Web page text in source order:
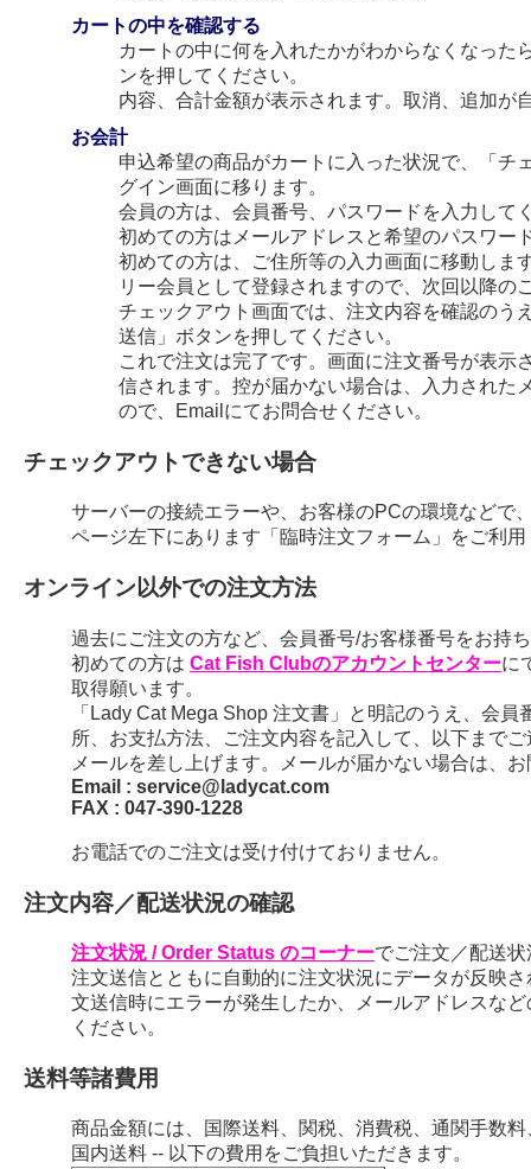
カートの中を確認する
カートの中に何を入れたかがわからなくなった
ンを押してください。
内容、合計金額が表示されます。取消、追加が
お会計
申込希望の商品がカートに入った状況で、「チ
グイン画面に移ります。
会員の方は、会員番号、パスワードを入力して
初めての方はメールアドレスと希望のパスワー
初めての方は、ご住所等の入力画面に移動しま
リー会員として登録されますので、次回以降の
チェックアウト画面では、注文内容を確認のう
送信」ボタンを押してください。
これで注文は完了です。画面に注文番号が表
信されます。控が届かない場合は、入力された
ので、Emailにてお問合せください。
チェックアウトできない場合
サーバーの接続エラーや、お客様のPCの環境などで
ページ左下にあります「臨時注文フォーム」をご利
オンライン以外での注文方法
過去にご注文の方など、会員番号/お客様番号をお持
初めての方は Cat Fish Clubのアカウントセンターに
取得願います。
「Lady Cat Mega Shop 注文書」と明記のうえ、会
所、お支払方法、ご注文内容を記入して、以下まで
メールを差し上げます。メールが届かない場合は、
Email : service@ladycat.com
FAX : 047-390-1228
お電話でのご注文は受け付けておりません。
注文内容／配送状況の確認
注文状況 / Order Status のコーナーでご注文／配送
注文送信とともに自動的に注文状況にデータが反映
文送信時にエラーが発生したか、メールアドレスな
ください。
送料等諸費用
商品金額には、国際送料、関税、消費税、通関手数
国内送料 -- 以下の費用をご負担いただきます。